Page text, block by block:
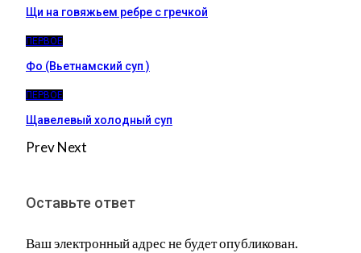
Щи на говяжьем ребре с гречкой
ПЕРВОЕ
Фо (Вьетнамский суп )
ПЕРВОЕ
Щавелевый холодный суп
PrevNext
Оставьте ответ
Ваш электронный адрес не будет опубликован.